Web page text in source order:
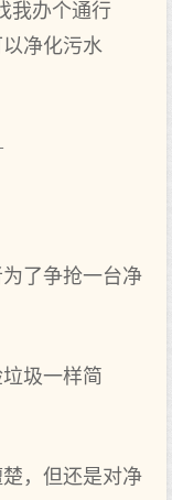
我办个通行
净化污水
了争抢一台净
圾一样简
，但还是对净